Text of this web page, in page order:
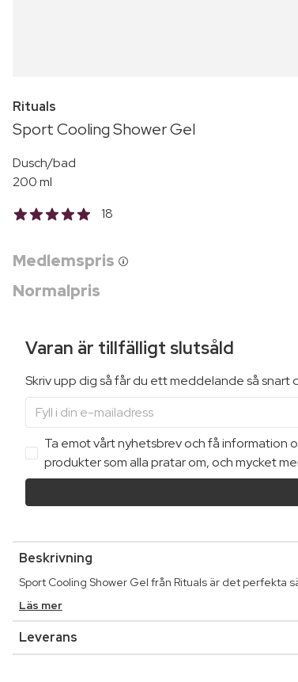
Rituals
Sport Cooling Shower Gel
Dusch/bad
200 ml
18
Medlemspris
Normalpris
Varan är tillfälligt slutsåld
Skriv upp dig så får du ett meddelande så snart
Ta emot vårt nyhetsbrev och få information
produkter som alla pratar om, och mycket
Beskrivning
Sport Cooling Shower Gel från Rituals är det perfekta
Läs mer
Leverans